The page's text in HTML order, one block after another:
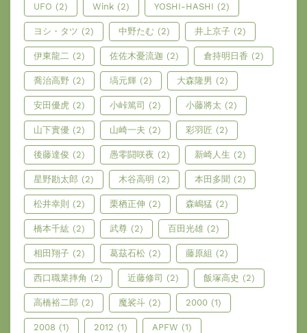
UFO (2) Wink (2) YOSHI-HASHI (2)
ヨシ・タツ (2) 中野たむ (2) 井上京子 (2)
伊東龍二 (2) 佐佐木憂流迦 (2) 倉持明日香 (2)
喬治高野 (2) 塙元輝 (2) 大森隆男 (2)
安田優虎 (2) 小峠篤司 (2) 小藤將太 (2)
山下實優 (2) 山崎一夫 (2) 彩羽匠 (2)
後藤達俊 (2) 愚零闘咲夜 (2) 新崎人生 (2)
星野勘太郎 (2) 木谷高明 (2) 本田多聞 (2)
松井幸則 (2) 栗栖正伸 (2) 森嶋猛 (2)
橋本千紘 (2) 武尊 (2) 百田光雄 (2)
相田翔子 (2) 葛茲石松 (2) 藤原組 (2)
西口職業摔角 (2) 近藤修司 (2) 飯塚高史 (2)
高橋裕二郎 (2) 魔裟斗 (2) 2000 (1)
2008 (1) 2012 (1) APFW (1)